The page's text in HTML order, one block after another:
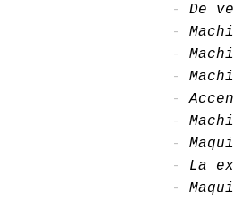
De
La